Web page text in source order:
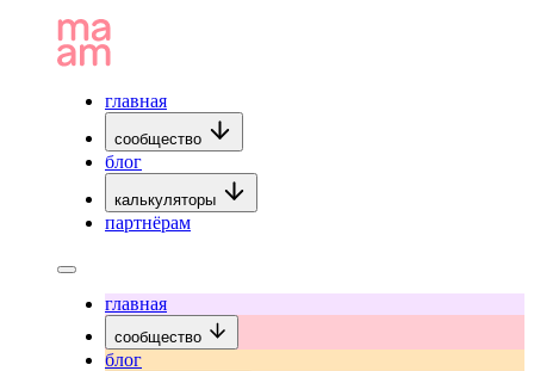
главная
сообщество
блог
калькуляторы
партнёрам
главная
сообщество
блог